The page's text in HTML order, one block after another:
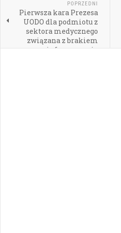
POPRZEDNI
Pierwsza kara Prezesa
UODO dla podmiotu z
sektora medycznego
związana z brakiem
poinformowania